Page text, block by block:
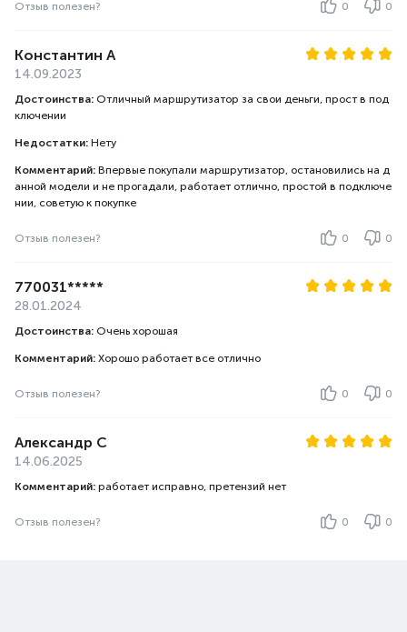
Отзыв полезен? 0 0
Константин А
14.09.2023
Достоинства: Отличный маршрутизатор за свои деньги, прост в под
ключении
Недостатки: Нету
Комментарий: Впервые покупали маршрутизатор, остановились на д
анной модели и не прогадали, работает отлично, простой в подключе
нии, советую к покупке
Отзыв полезен? 0 0
770031*****
28.01.2024
Достоинства: Очень хорошая
Комментарий: Хорошо работает все отлично
Отзыв полезен? 0 0
Александр С
14.06.2025
Комментарий: работает исправно, претензий нет
Отзыв полезен? 0 0